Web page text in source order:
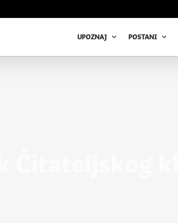
UPOZNAJ POSTANI